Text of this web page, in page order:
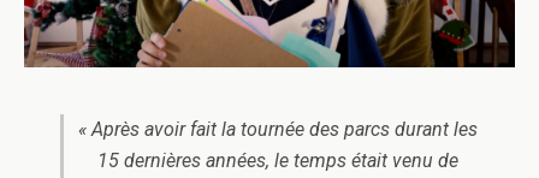
« Après avoir fait la tournée des parcs durant les
15 dernières années, le temps était venu de